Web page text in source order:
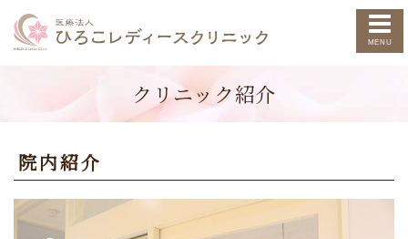
クリニック紹介
院内紹介